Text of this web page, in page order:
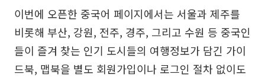
이번에 오픈한 중국어 페이지에서는 서울과 제주를
비롯해 부산, 강원, 전주, 경주, 그리고 수원 등 중국인
들이 즐겨 찾는 인기 도시들의 여행정보가 담긴 가이
드북, 맵북을 별도 회원가입이나 로그인 절차 없이도